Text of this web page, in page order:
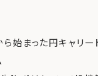
始まった円キャリー